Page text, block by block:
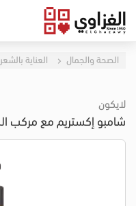
الصحة والجمال العناية بالشعر
لايكون
شامبو إكستريم مع مركب